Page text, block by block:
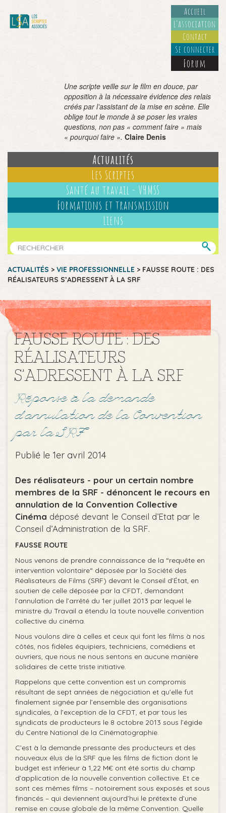
Accueil
L’association
Contact
Se connecter
Forum
Une scripte veille sur le film en douce, par
opposition à la nécessaire évidence des relais
créés par l’assistant de la mise en scène. Elle
oblige tout le monde à se poser les vraies
questions, non pas « comment faire » mais
« pourquoi faire ». Claire Denis
Actualités
Les Scriptes
Santé au travail - VHMSS
Formations et transmission
Liens
ACTUALITÉS > VIE PROFESSIONNELLE > FAUSSE ROUTE : DES
RÉALISATEURS S’ADRESSENT À LA SRF
FAUSSE ROUTE : DES
RÉALISATEURS
S’ADRESSENT À LA SRF
Réponse à la demande
d’annulation de la Convention
par la SRF
Publié le 1er avril 2014
Des réalisateurs - pour un certain nombre
membres de la SRF - dénoncent le recours en
annulation de la Convention Collective
Cinéma déposé devant le Conseil d’Etat par le
Conseil d’Administration de la SRF.
FAUSSE ROUTE
Nous venons de prendre connaissance de la “requête en
intervention volontaire“ déposée par la Société des
Réalisateurs de Films (SRF) devant le Conseil d’État, en
soutien de celle déposée par la CFDT, demandant
l’annulation de l’arrêté du 1er juillet 2013 par lequel le
ministre du Travail a étendu la toute nouvelle convention
collective du cinéma.
Nous voulons dire à celles et ceux qui font les films à nos
côtés, nos fidèles équipiers, techniciens, comédiens et
ouvriers, que nous ne nous sentons en aucune manière
solidaires de cette triste initiative.
Rappelons que cette convention est un compromis
résultant de sept années de négociation et qu’elle fut
finalement signée par l’ensemble des organisations
syndicales, à l’exception de la CFDT, et par tous les
syndicats de producteurs le 8 octobre 2013 sous l’égide
du Centre National de la Cinématographie.
C’est à la demande pressante des producteurs et des
nouveaux élus de la SRF que les films de fiction dont le
budget est inférieur à 1,22 M€ ont été sortis du champ
d’application de la nouvelle convention collective. Et ce
sont ces mêmes films – notoirement sous exposés et sous
financés – qui deviennent aujourd’hui le prétexte d’une
remise en cause globale de la même Convention. Quelle